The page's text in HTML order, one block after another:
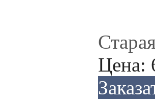
Цена: